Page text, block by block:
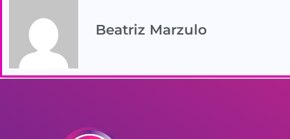
Beatriz Marzulo